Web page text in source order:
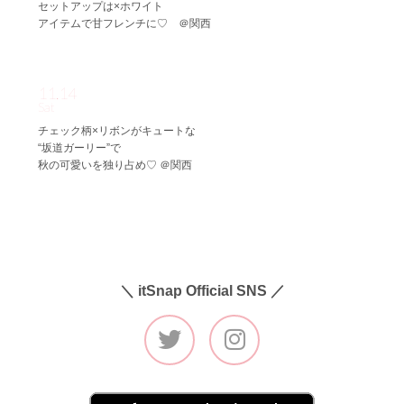
セットアップは×ホワイト
アイテムで甘フレンチに♡ ＠関西
11.14
チェック柄×リボンがキュートな
“坂道ガーリー”で
秋の可愛いを独り占め♡ ＠関西
＼ itSnap Official SNS ／